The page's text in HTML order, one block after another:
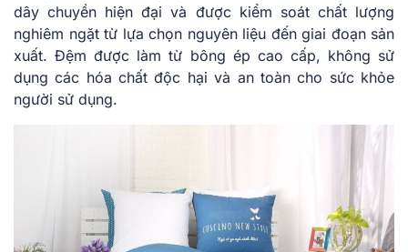
dây chuyền hiện đại và được kiểm soát chất lượng
nghiêm ngặt từ lựa chọn nguyên liệu đến giai đoạn sản
xuất. Đệm được làm từ bông ép cao cấp, không sử
dụng các hóa chất độc hại và an toàn cho sức khỏe
người sử dụng.